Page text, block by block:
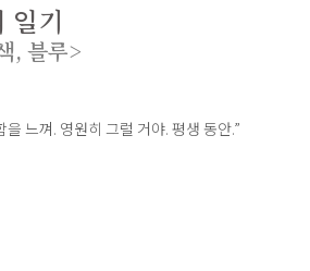
일기
, 블루>
느껴. 영원히 그럴 거야. 평생 동안.”